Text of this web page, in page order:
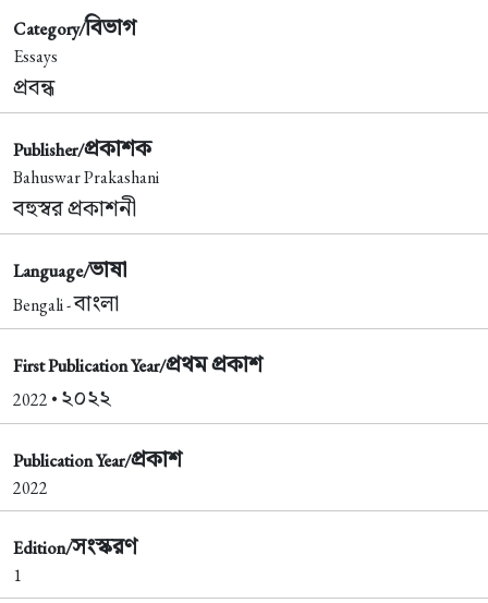
Category/বিভাগ
Essays
প্রবন্ধ
Publisher/প্রকাশক
Bahuswar Prakashani
বহুস্বর প্রকাশনী
Language/ভাষা
Bengali -বাংলা
First Publication Year/প্রথম প্রকাশ
2022 • ২০২২
Publication Year/প্রকাশ
2022
Edition/সংস্করণ
1